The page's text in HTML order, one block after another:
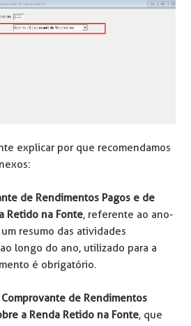
explicar por que recomendamos
de Rendimentos Pagos e de
Retido na Fonte, referente ao ano-
resumo das atividades
longo do ano, utilizado para a
é obrigatório.
de Rendimentos
a Renda Retido na Fonte, que